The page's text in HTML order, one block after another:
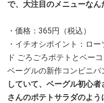
で、大注目のメニューなん
・価格：365円（税込）
・イチオシポイント：ロ
ド ごろごろポテトとベー
ベーグルの新作コンビニパ
していて、ベーグル初心
さんのポテトサラダのよ